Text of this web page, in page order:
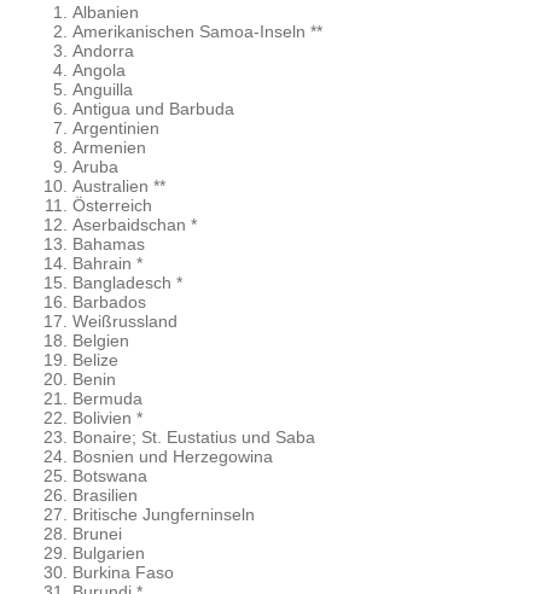
Albanien
Amerikanischen Samoa-Inseln **
Andorra
Angola
Anguilla
Antigua und Barbuda
Argentinien
Armenien
Aruba
Australien **
Österreich
Aserbaidschan *
Bahamas
Bahrain *
Bangladesch *
Barbados
Weißrussland
Belgien
Belize
Benin
Bermuda
Bolivien *
Bonaire; St. Eustatius und Saba
Bosnien und Herzegowina
Botswana
Brasilien
Britische Jungferninseln
Brunei
Bulgarien
Burkina Faso